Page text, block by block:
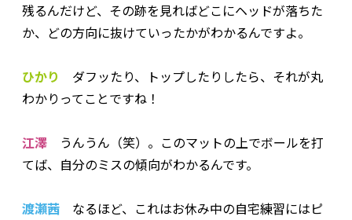
残るんだけど、その跡を見ればどこにヘッドが落ちた
か、どの方向に抜けていったかがわかるんですよ。
ひかり
ダフッたり、トップしたりしたら、それが丸
わかりってことですね！
江澤 うんうん（笑）。このマットの上でボールを打
てば、自分のミスの傾向がわかるんです。
渡瀬茜 なるほど、これはお休み中の自宅練習にはピ